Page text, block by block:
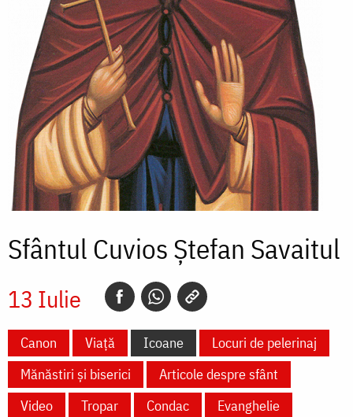
Sfântul Cuvios Ștefan Savaitul
13 Iulie
Canon Viață Icoane
Locuri de pelerinaj
Mănăstiri și biserici
Articole despre sfânt
Video
Tropar Condac
Evanghelie